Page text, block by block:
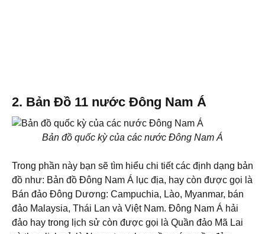
2. Bản Đồ 11 nước Đông Nam Á
Bản đồ quốc kỳ của các nước Đông Nam Á
Trong phần này bạn sẽ tìm hiểu chi tiết các định dạng bản
đồ như: Bản đồ Đông Nam Á lục địa, hay còn được gọi là
Bán đảo Đông Dương: Campuchia, Lào, Myanmar, bán
đảo Malaysia, Thái Lan và Việt Nam. Đông Nam Á hải
đảo hay trong lịch sử còn được gọi là Quần đảo Mã Lai